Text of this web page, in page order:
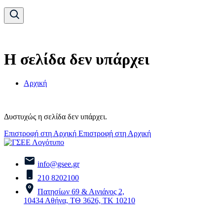
Η σελίδα δεν υπάρχει
Αρχική
Δυστυχώς η σελίδα δεν υπάρχει.
Επιστροφή στη Αρχική Επιστροφή στη Αρχική
info@gsee.gr
210 8202100
Πατησίων 69 & Αινιάνος 2,
10434 Αθήνα, ΤΘ 3626, ΤΚ 10210